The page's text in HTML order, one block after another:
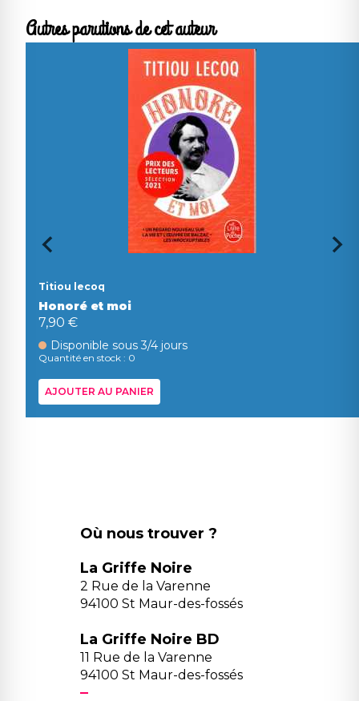
Autres parutions de cet auteur
Titiou lecoq
Honoré et moi
7,90 €
Disponible sous 3/4 jours
Quantité en stock : 0
AJOUTER AU PANIER
Où nous trouver ?
La Griffe Noire
2 Rue de la Varenne
94100 St Maur-des-fossés
La Griffe Noire BD
11 Rue de la Varenne
94100 St Maur-des-fossés